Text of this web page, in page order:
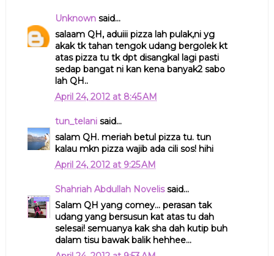
Unknownsaid...
salaam QH, aduiii pizza lah pulak,ni yg
akak tk tahan tengok udang bergolek kt
atas pizza tu tk dpt disangkal lagi pasti
sedap bangat ni kan kena banyak2 sabo
lah QH..
April 24, 2012 at 8:45 AM
tun_telanisaid...
salam QH. meriah betul pizza tu. tun
kalau mkn pizza wajib ada cili sos! hihi
April 24, 2012 at 9:25 AM
Shahriah Abdullah Novelissaid...
Salam QH yang comey... perasan tak
udang yang bersusun kat atas tu dah
selesai! semuanya kak sha dah kutip buh
dalam tisu bawak balik hehhee...